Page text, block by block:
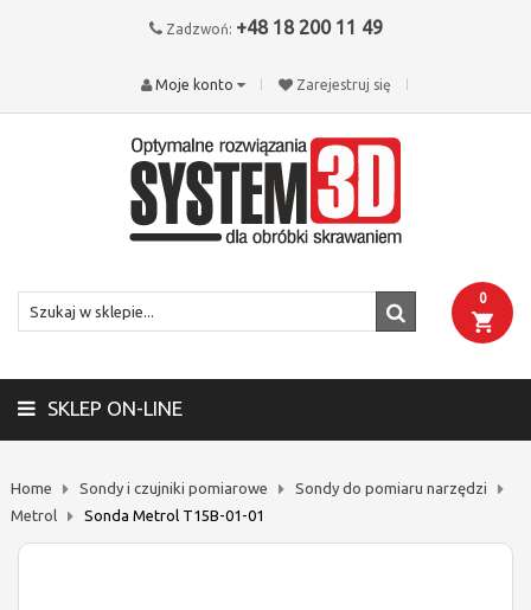
Zadzwoń: +48 18 200 11 49
Zarejestruj się
Moje konto
0
SKLEP ON-LINE
Home Sondy i czujniki pomiarowe
Sondy do pomiaru narzędzi
Metrol
Sonda Metrol T15B-01-01